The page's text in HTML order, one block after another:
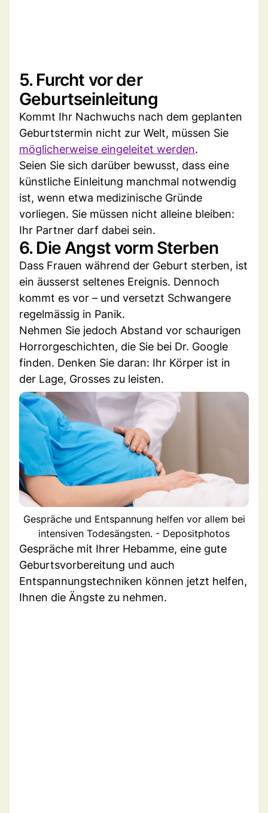
5. Furcht vor der
Geburtseinleitung
Kommt Ihr Nachwuchs nach dem geplanten
Geburtstermin nicht zur Welt, müssen Sie
möglicherweise eingeleitet werden.
Seien Sie sich darüber bewusst, dass eine
künstliche Einleitung manchmal notwendig
ist, wenn etwa medizinische Gründe
vorliegen. Sie müssen nicht alleine bleiben:
Ihr Partner darf dabei sein.
6. Die Angst vorm Sterben
Dass Frauen während der Geburt sterben, ist
ein äusserst seltenes Ereignis. Dennoch
kommt es vor – und versetzt Schwangere
regelmässig in Panik.
Nehmen Sie jedoch Abstand vor schaurigen
Horrorgeschichten, die Sie bei Dr. Google
finden. Denken Sie daran: Ihr Körper ist in
der Lage, Grosses zu leisten.
Gespräche und Entspannung helfen vor allem bei
intensiven Todesängsten. - Depositphotos
Gespräche mit Ihrer Hebamme, eine gute
Geburtsvorbereitung und auch
Entspannungstechniken können jetzt helfen,
Ihnen die Ängste zu nehmen.